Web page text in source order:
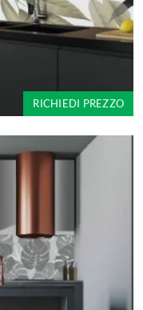
RICHIEDI PREZZO